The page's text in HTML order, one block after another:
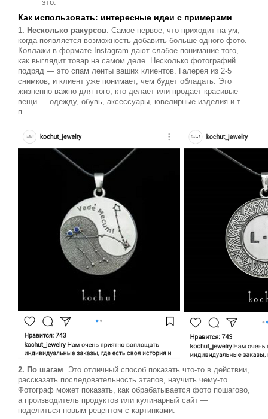
это.
Как использовать: интересные идеи с примерами
1. Несколько ракурсов. Самое первое, что приходит на ум,
когда появляется возможность добавить больше одного фото.
Коллажи в формате Instagram дают слабое понимание того,
как выглядит товар на самом деле. Несколько фотографий
подряд — это спам ленты ваших клиентов. Галерея из 2-5
снимков, и клиент уже понимает, чем будет обладать. Это
жизненно важно для того, кто делает или продает красивые
вещи — одежду, обувь, аксессуары, ювелирные изделия и т.
п.
2. По шагам. Это отличный способ показать что-то в действии,
рассказать последовательность этапов, научить чему-то.
Фотограф может показать, как обрабатывается фото пошагово,
а производитель продуктов или кулинарный сайт —
поделиться новым рецептом с картинками.